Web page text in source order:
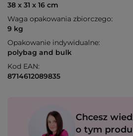
38 x 31 x 16 cm
Waga opakowania zbiorczego:
9 kg
Opakowanie indywidualne:
polybag and bulk
Kod EAN:
8714612089835
Chcesz
o tym